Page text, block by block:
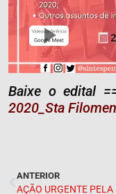
Baixe o edital
2020_Sta
ANTERIOR